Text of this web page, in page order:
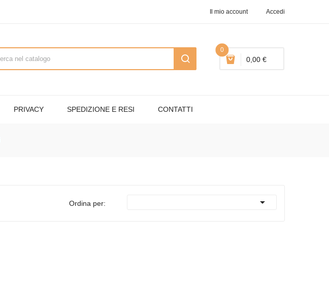
Il mio account Accedi
0
0,00 €
PRIVACY SPEDIZIONE E RESI CONTATTI
Ordina per: 